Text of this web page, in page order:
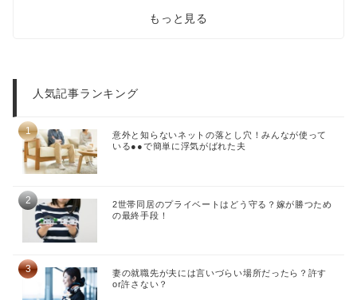
もっと見る
人気記事ランキング
意外と知らないネットの落とし穴！みんなが使って
いる●●で簡単に浮気がばれた夫
2世帯同居のプライベートはどう守る？嫁が勝つため
の最終手段！
妻の就職先が夫には言いづらい場所だったら？許す
or許さない？